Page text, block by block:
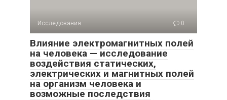
Исследования 0
Влияние электромагнитных полей
на человека — исследование
воздействия статических,
электрических и магнитных полей
на организм человека и
возможные последствия